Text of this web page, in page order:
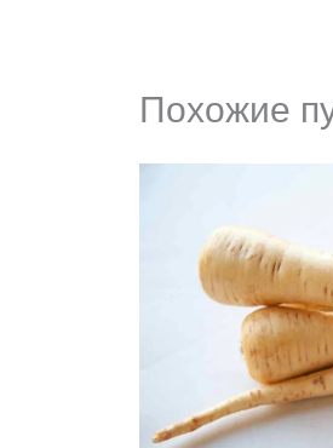
Похожие